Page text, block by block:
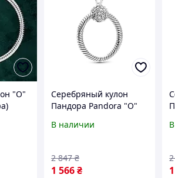
"O"
Серебряный кулон
Пандора Pandora "О"
399097C01
В наличии
1 566₴
2 847 ₴